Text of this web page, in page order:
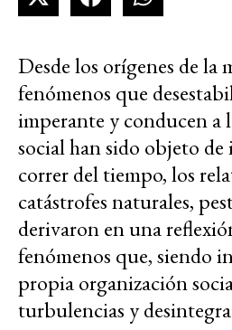
Desde los orígenes de la
fenómenos que
imperante y conducen a
social han sido objeto
correr del tiempo, los
catástrofes naturales,
derivaron en una
fenómenos que, siendo
propia organización
turbulencias y